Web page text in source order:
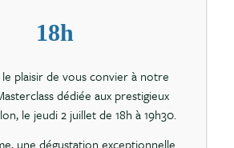
18h
plaisir de vous convier à notre
dédiée aux prestigieux
le jeudi 2 juillet de 18h à 19h30.
une dégustation exceptionnelle